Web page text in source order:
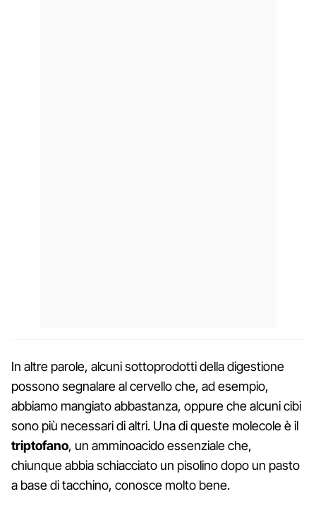
In altre parole, alcuni sottoprodotti della digestione
possono segnalare al cervello che, ad esempio,
abbiamo mangiato abbastanza, oppure che alcuni cibi
sono più necessari di altri. Una di queste molecole è il
triptofano, un amminoacido essenziale che,
chiunque abbia schiacciato un pisolino dopo un pasto
a base di tacchino, conosce molto bene.